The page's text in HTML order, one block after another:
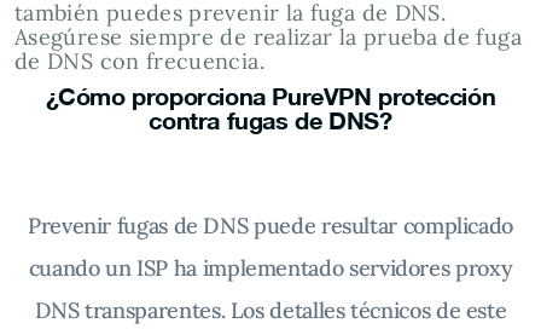
también puedes prevenir la fuga de DNS.
Asegúrese siempre de realizar la prueba de fuga
de DNS con frecuencia.
¿Cómo proporciona PureVPN protección
contra fugas de DNS?
Prevenir fugas de DNS puede resultar complicado
cuando un ISP ha implementado servidores proxy
DNS transparentes. Los detalles técnicos de este